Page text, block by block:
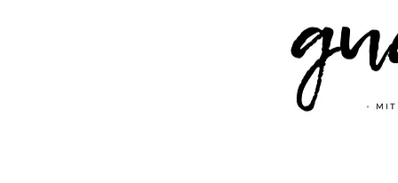
Überschrift 2
Business